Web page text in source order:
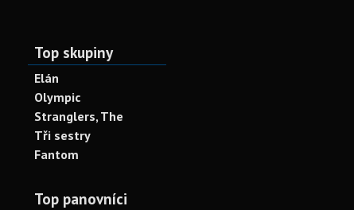
Top skupiny
Elán
Olympic
Stranglers, The
Tři sestry
Fantom
Top panovníci